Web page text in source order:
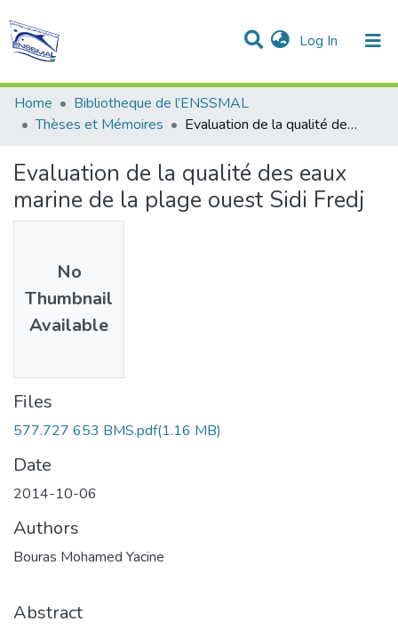
Log In (current)
Communities & Collections
Statistics
All of DSpace
Home
Bibliotheque de l’ENSSMAL
Thèses et Mémoires
Evaluation de la qualité des eaux marine de la plage ouest Sidi Fredj
Evaluation de la qualité des eaux
marine de la plage ouest Sidi Fredj
No
Thumbnail
Available
Files
577.727 653 BMS.pdf(1.16 MB)
Date
2014-10-06
Authors
Bouras Mohamed Yacine
Abstract